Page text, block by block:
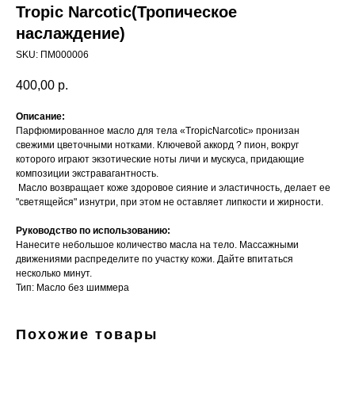
Tropic Narcotic(Тропическое
наслаждение)
SKU: ПМ000006
400,00 р.
Описание:
Парфюмированное масло для тела «TropicNarcotic» пронизан
свежими цветочными нотками. Ключевой аккорд ? пион, вокруг
которого играют экзотические ноты личи и мускуса, придающие
композиции экстравагантность.
Масло возвращает коже здоровое сияние и эластичность, делает ее
"светящейся" изнутри, при этом не оставляет липкости и жирности.
Руководство по использованию:
Нанесите небольшое количество масла на тело. Массажными
движениями распределите по участку кожи. Дайте впитаться
несколько минут.
Тип: Масло без шиммера
Похожие товары